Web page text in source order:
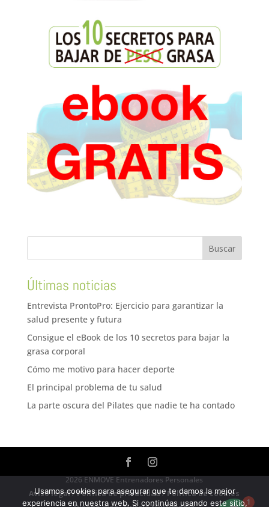
Últimas noticias
Entrevista ProntoPro: Ejercicio para garantizar la
salud presente y futura
Consigue el eBook de los 10 secretos para bajar la
grasa corporal
Cómo me motivo para hacer deporte
El principal problema de tu salud
La parte oscura del Pilates que nadie te ha contado
2026 ENMOVE Entrenadores Personales
Aviso legal/Política de privacidad/Política de cookies
1
Usamos cookies para asegurar que te damos la mejor
experiencia en nuestra web. Si continúas usando este sitio,